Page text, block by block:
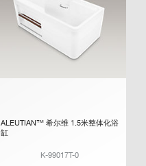
ALEUTIAN™ 希尔维 1.5米整体化浴
缸
K-99017T-0